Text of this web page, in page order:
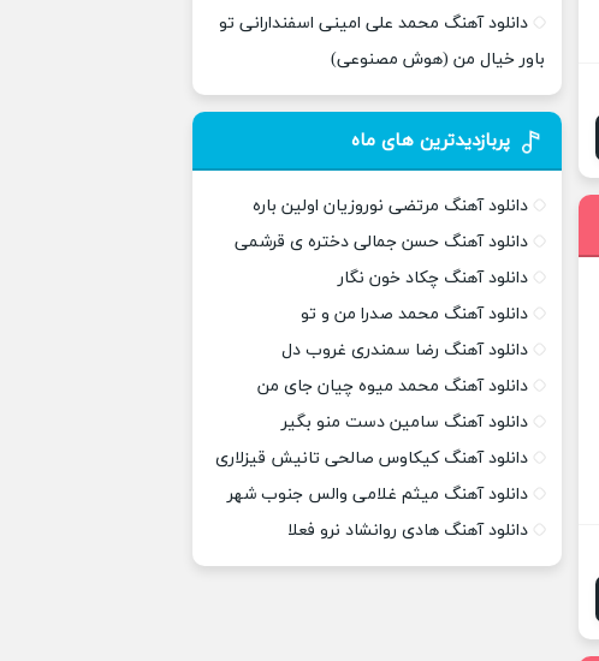
دانلود آهنگ محمد علی امینی اسفندارانی تو
باور خیال من (هوش مصنوعی)
پربازدیدترین های ماه
دانلود آهنگ مرتضی نوروزیان اولین باره
دانلود آهنگ حسن جمالی دختره ی قرشمی
دانلود آهنگ چکاد خون نگار
دانلود آهنگ محمد صدرا من و تو
دانلود آهنگ رضا سمندری غروب دل
دانلود آهنگ محمد میوه چیان جای من
دانلود آهنگ سامین دست منو بگیر
دانلود آهنگ کیکاوس صالحی تانیش قیزلاری
دانلود آهنگ میثم غلامی والس جنوب شهر
دانلود آهنگ هادی روانشاد نرو فعلا